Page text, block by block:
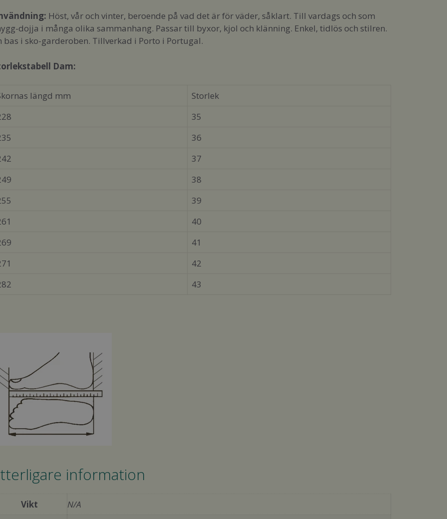
Höst, vår och vinter, beroende på vad det är för väder, såklart. Till vardags och som
dojja i många olika sammanhang. Passar till byxor, kjol och klänning. Enkel, tidlös och stilren.
bas i sko-garderoben. Tillverkad i Porto i Portugal.
Dam:
längd mm
Storlek
35
36
37
38
39
40
41
42
43
information
Vikt
N/A